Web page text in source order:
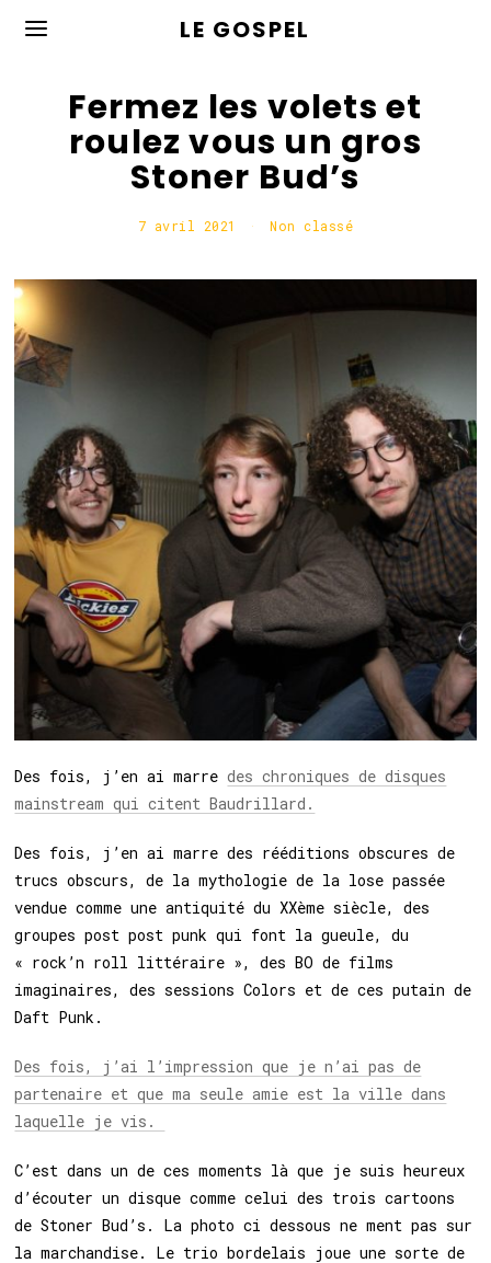
LE GOSPEL
Fermez les volets et
roulez vous un gros
Stoner Bud’s
7 avril 2021
r
Non classé
Des fois, j’en ai marredes chroniques de disques
mainstream qui citent Baudrillard.
Des fois, j’en ai marre des rééditions obscures de
trucs obscurs, de la mythologie de la lose passée
vendue comme une antiquité du XXème siècle, des
groupes post post punk qui font la gueule, du
« rock’n roll littéraire », des BO de films
imaginaires, des sessions Colors et de ces putain de
Daft Punk.
Des fois, j’ai l’impression que je n’ai pas de
partenaire et que ma seule amie est la ville dans
laquelle je vis.
C’est dans un de ces moments là que je suis heureux
d’écouter un disque comme celui des trois cartoons
de Stoner Bud’s. La photo ci dessous ne ment pas sur
la marchandise. Le trio bordelais joue une sorte de